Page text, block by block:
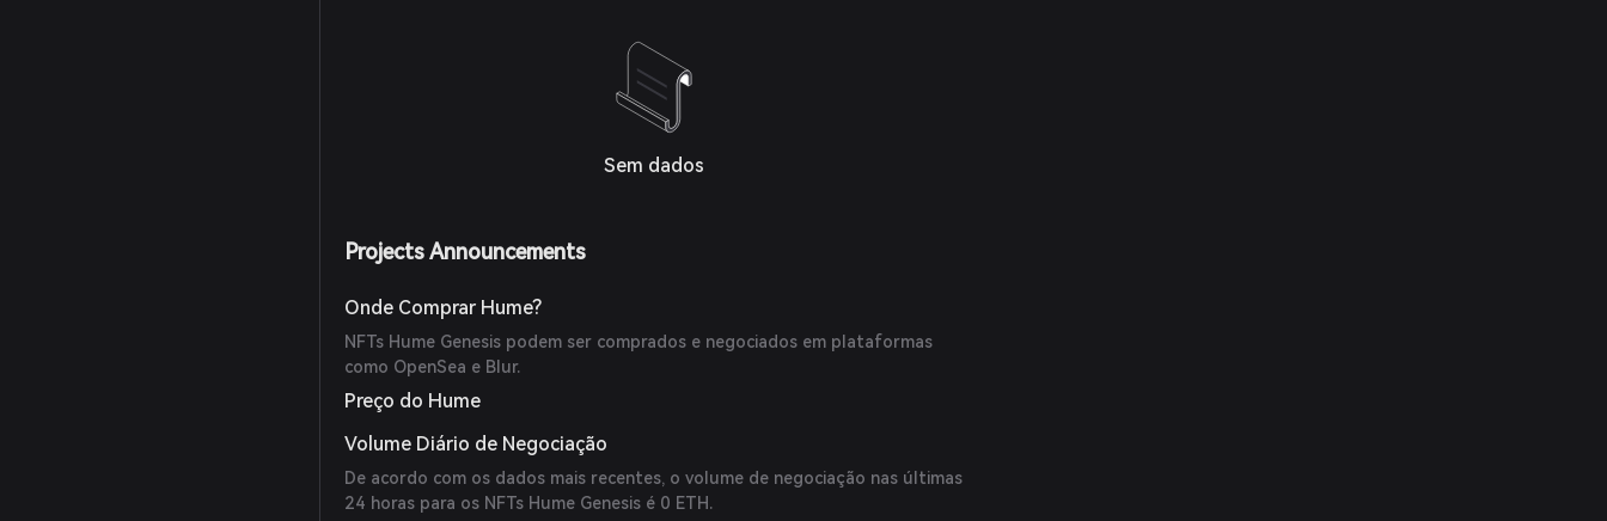
Sem dados
Projects Announcements
Onde Comprar Hume?
NFTs Hume Genesis podem ser comprados e negociados em plataformas
como OpenSea e Blur.
Preço do Hume
Volume Diário de Negociação
De acordo com os dados mais recentes, o volume de negociação nas últimas
24 horas para os NFTs Hume Genesis é 0 ETH.